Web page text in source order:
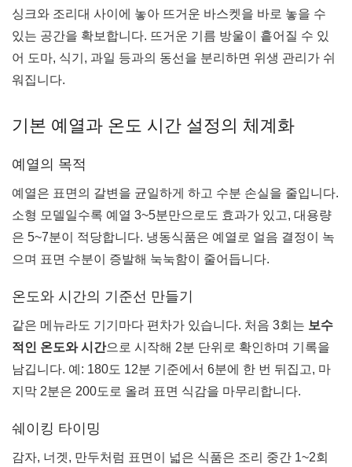
싱크와 조리대 사이에 놓아 뜨거운 바스켓을 바로 놓을 수
있는 공간을 확보합니다. 뜨거운 기름 방울이 흩어질 수 있
어 도마, 식기, 과일 등과의 동선을 분리하면 위생 관리가 쉬
워집니다.
기본 예열과 온도 시간 설정의 체계화
예열의 목적
예열은 표면의 갈변을 균일하게 하고 수분 손실을 줄입니다.
소형 모델일수록 예열 3~5분만으로도 효과가 있고, 대용량
은 5~7분이 적당합니다. 냉동식품은 예열로 얼음 결정이 녹
으며 표면 수분이 증발해 눅눅함이 줄어듭니다.
온도와 시간의 기준선 만들기
같은 메뉴라도 기기마다 편차가 있습니다. 처음 3회는 보수
적인 온도와 시간으로 시작해 2분 단위로 확인하며 기록을
남깁니다. 예: 180도 12분 기준에서 6분에 한 번 뒤집고, 마
지막 2분은 200도로 올려 표면 식감을 마무리합니다.
쉐이킹 타이밍
감자, 너겟, 만두처럼 표면이 넓은 식품은 조리 중간 1~2회